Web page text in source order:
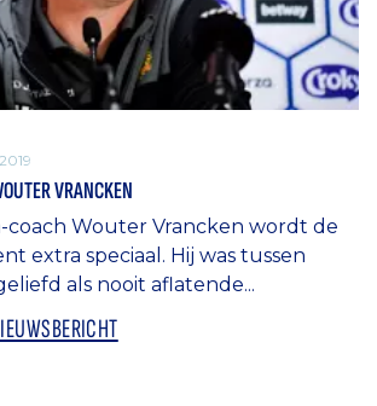
VRANCKEN
coach Wouter Vrancken wordt de
extra speciaal. Hij was tussen
als nooit aflatende...